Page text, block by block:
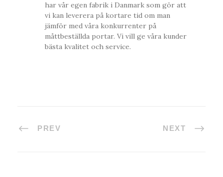
har vår egen fabrik i Danmark som gör att
vi kan leverera på kortare tid om man
jämför med våra konkurrenter på
måttbeställda portar. Vi vill ge våra kunder
bästa kvalitet och service.
PREV NEXT